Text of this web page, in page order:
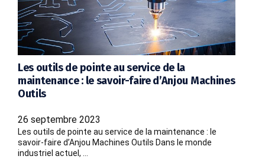
Les outils de pointe au service de la
maintenance : le savoir-faire d’Anjou Machines
Outils
26 septembre 2023
Les outils de pointe au service de la maintenance : le
savoir-faire d’Anjou Machines Outils Dans le monde
industriel actuel, …